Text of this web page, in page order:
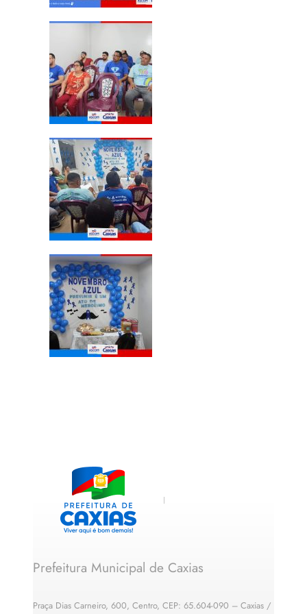
Prefeitura Municipal de Caxias
Praça Dias Carneiro, 600, Centro, CEP: 65.604-090 – Caxias /